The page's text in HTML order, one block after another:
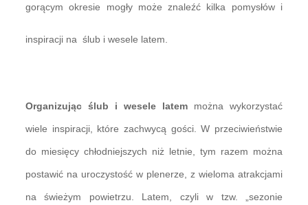
gorącym okresie mogły może znaleźć kilka pomysłów i
inspiracji na ślub i wesele latem.
Organizując ślub i wesele latem można wykorzystać
wiele inspiracji, które zachwycą gości. W przeciwieństwie
do miesięcy chłodniejszych niż letnie, tym razem można
postawić na uroczystość w plenerze, z wieloma atrakcjami
na świeżym powietrzu. Latem, czyli w tzw. „sezonie